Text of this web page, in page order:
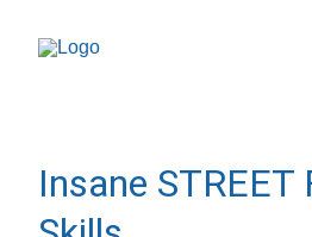
Insane STREET